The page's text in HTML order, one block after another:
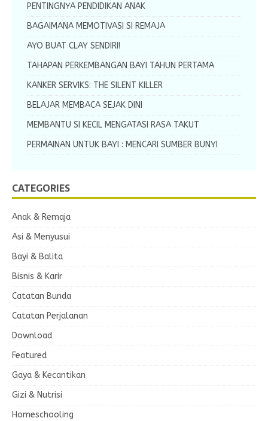
PENTINGNYA PENDIDIKAN ANAK
BAGAIMANA MEMOTIVASI SI REMAJA
AYO BUAT CLAY SENDIRI!
TAHAPAN PERKEMBANGAN BAYI TAHUN PERTAMA
KANKER SERVIKS: THE SILENT KILLER
BELAJAR MEMBACA SEJAK DINI
MEMBANTU SI KECIL MENGATASI RASA TAKUT
PERMAINAN UNTUK BAYI : MENCARI SUMBER BUNYI
CATEGORIES
Anak & Remaja
Asi & Menyusui
Bayi & Balita
Bisnis & Karir
Catatan Bunda
Catatan Perjalanan
Download
Featured
Gaya & Kecantikan
Gizi & Nutrisi
Homeschooling